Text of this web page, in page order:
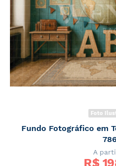
Foto
Fundo Fotográfico em
A
R$